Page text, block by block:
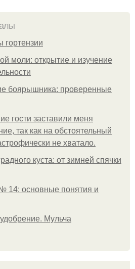
гортензии
моли: открытие и изучение
боярышника: проверенные
гости заставили меня
так как на обстоятельный
не хватало.
куста: от зимней спячки
14: основные понятия и
Мульча